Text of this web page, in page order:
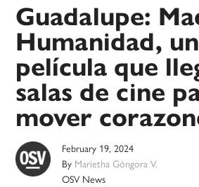
Guadalupe:
Humanidad,
película que
salas de cine
mover
February 19, 2024
By Marietha Góngora V.
OSV News